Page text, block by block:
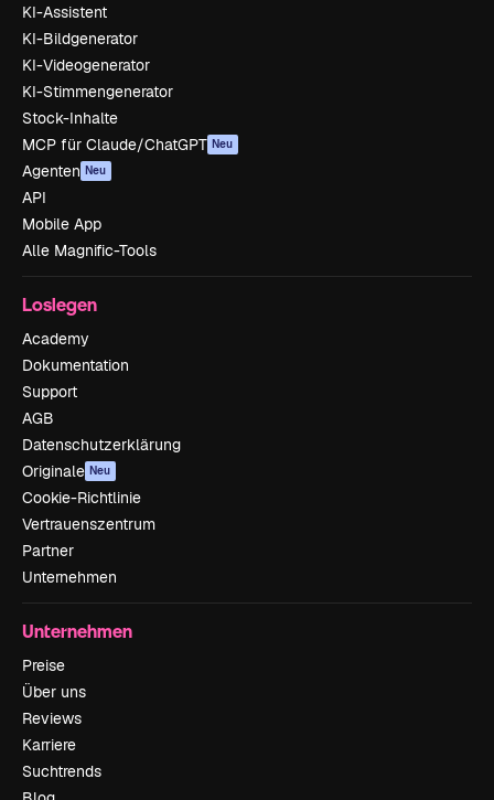
KI-Assistent
KI-Bildgenerator
KI-Videogenerator
KI-Stimmengenerator
Stock-Inhalte
MCP für Claude/ChatGPT Neu
Agenten Neu
API
Mobile App
Alle Magnific-Tools
Loslegen
Academy
Dokumentation
Support
AGB
Datenschutzerklärung
Originale Neu
Cookie-Richtlinie
Vertrauenszentrum
Partner
Unternehmen
Unternehmen
Preise
Über uns
Reviews
Karriere
Suchtrends